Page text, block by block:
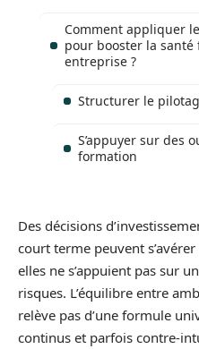
Comment appliquer
pour booster la santé
entreprise ?
Structurer le
S’appuyer sur des
formation
Des décisions
court terme peuvent
elles ne s’appuient pas sur
risques. L’équilibre entre
relève pas d’une formule
continus et parfois contre-